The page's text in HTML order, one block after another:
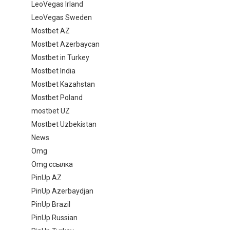
LeoVegas Irland
LeoVegas Sweden
Mostbet AZ
Mostbet Azerbaycan
Mostbet in Turkey
Mostbet India
Mostbet Kazahstan
Mostbet Poland
mostbet UZ
Mostbet Uzbekistan
News
Omg
Omg ссылка
PinUp AZ
PinUp Azerbaydjan
PinUp Brazil
PinUp Russian